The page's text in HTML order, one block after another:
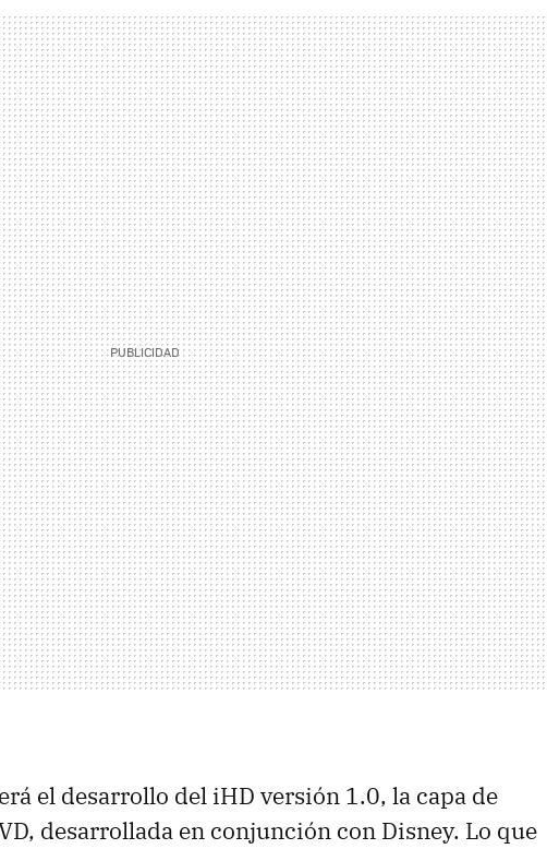
el desarrollo del iHD versión 1.0, la capa de
desarrollada en conjunción con Disney. Lo que